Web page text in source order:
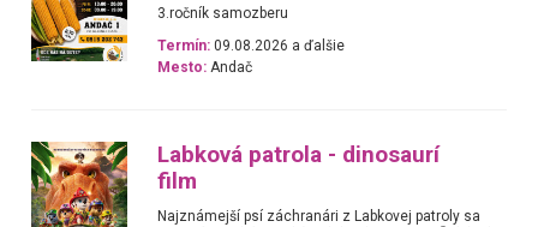
3.ročník samozberu
Termín: 09.08.2026 a ďalšie
Mesto: Andač
Labková patrola - dinosaurí
film
Najznámejší psí záchranári z Labkovej patroly sa